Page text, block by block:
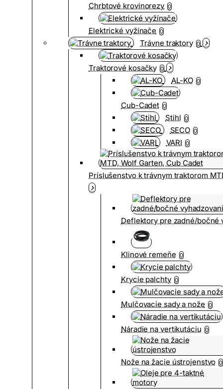
Chrbtové krovinorezy 0
Elektrické vyžínače 0
Trávne traktory 0
Traktorové kosačky 0
AL-KO 0
Cub-Cadet 0
Stihl 0
SECO 0
VARI 0
Príslušenstvo k trávnym traktorom
Deflektory pre zadné/bočné
Klinové remeňe 0
Krycie palchty 0
Mulčovacie sady a nože 0
Náradie na vertikutáciu 0
Nože na žacie ústrojenstvo 0